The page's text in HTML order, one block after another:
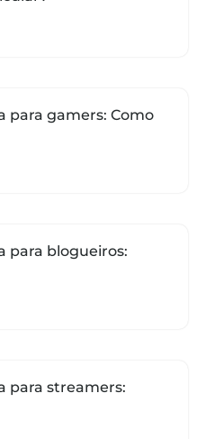
para gamers: Como
para blogueiros:
para streamers: